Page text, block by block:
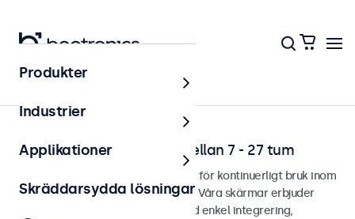
Hem
Professionella skärmar mellan 7 - 27 tum
Professionella skärmar designade för kontinuerligt bruk inom
utmanande användningsområden. Våra skärmar erbjuder
gott om monteringsalternativ med enkel integrering,
Produkter
Industrier
Applikationer
Skräddarsydda lösningar